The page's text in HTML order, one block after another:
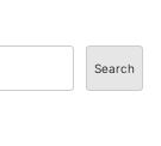
Search